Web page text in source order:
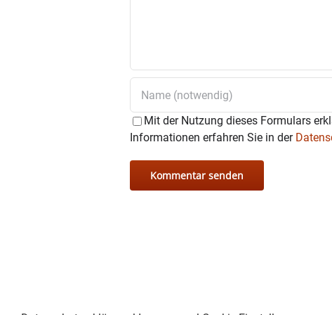
Mit der Nutzung dieses Formulars
Informationen erfahren Sie in der